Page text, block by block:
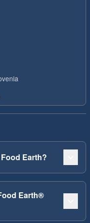
Earth?
Earth®